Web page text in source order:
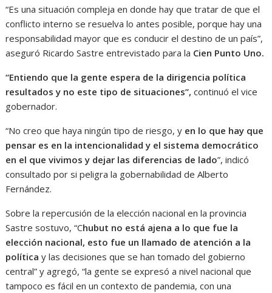
“Es una situación compleja en donde hay que tratar de que el
conflicto interno se resuelva lo antes posible, porque hay una
responsabilidad mayor que es conducir el destino de un país”,
aseguró Ricardo Sastre entrevistado para la Cien Punto Uno.
“Entiendo que la gente espera de la dirigencia política
resultados y no este tipo de situaciones”,continuó el vice
gobernador.
“No creo que haya ningún tipo de riesgo, y en lo que hay que
pensar es en la intencionalidad y el sistema democrático
en el que vivimos y dejar las diferencias de lado”, indicó
consultado por si peligra la gobernabilidad de Alberto
Fernández.
Sobre la repercusión de la elección nacional en la provincia
Sastre sostuvo, “Chubut no está ajena a lo que fue la
elección nacional, esto fue un llamado de atención a la
política y las decisiones que se han tomado del gobierno
central” y agregó, “la gente se expresó a nivel nacional que
tampoco es fácil en un contexto de pandemia, con una